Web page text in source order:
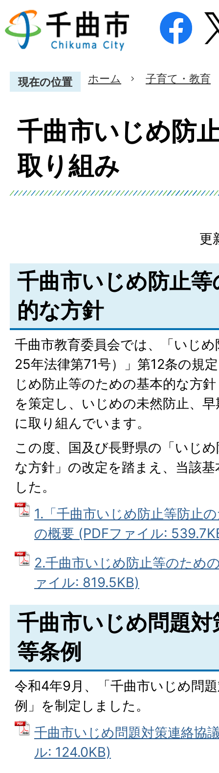
現在の位置 ホーム 子育て・教育
千曲市いじめ防
取り組み
更
千曲市いじめ防止
的な方針
千曲市教育委員会では、「いじ
25年法律第71号）」第12条の規
じめ防止等のための基本的な方
を策定し、いじめの未然防止、
に取り組んでいます。
この度、国及び長野県の「いじ
な方針」の改定を踏まえ、当該
した。
1.「千曲市いじめ防止等防止
の概要 (PDFファイル:
2.千曲市いじめ防止等のため
ァイル: 819.5KB)
千曲市いじめ問題
等条例
令和4年9月、「千曲市いじめ問
例」を制定しました。
千曲市いじめ問題対策連絡協
ル: 124.0KB)